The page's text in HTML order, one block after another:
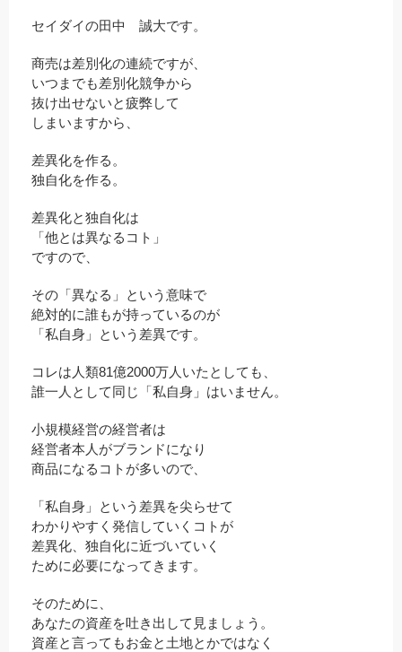
セイダイの田中 誠大です。
商売は差別化の連続ですが、
いつまでも差別化競争から
抜け出せないと疲弊して
しまいますから、
差異化を作る。
独自化を作る。
差異化と独自化は
「他とは異なるコト」
ですので、
その「異なる」という意味で
絶対的に誰もが持っているのが
「私自身」という差異です。
コレは人類81億2000万人いたとしても、
誰一人として同じ「私自身」はいません。
小規模経営の経営者は
経営者本人がブランドになり
商品になるコトが多いので、
「私自身」という差異を尖らせて
わかりやすく発信していくコトが
差異化、独自化に近づいていく
ために必要になってきます。
そのために、
あなたの資産を吐き出して見ましょう。
資産と言ってもお金と土地とかではなく